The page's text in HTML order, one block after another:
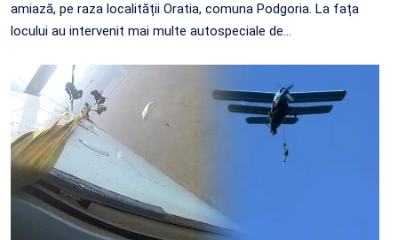
amiază, pe raza localității Oratia, comuna Podgoria. La fața
locului au intervenit mai multe autospeciale de…